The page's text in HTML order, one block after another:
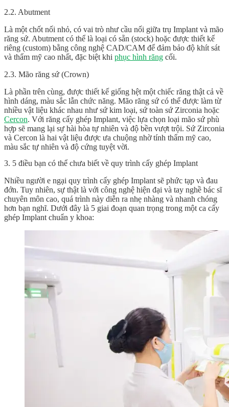
2.2. Abutment
Là một chốt nối nhỏ, có vai trò như cầu nối giữa trụ Implant và mão
răng sứ. Abutment có thể là loại có sẵn (stock) hoặc được thiết kế
riêng (custom) bằng công nghệ CAD/CAM để đảm bảo độ khít sát
và thẩm mỹ cao nhất, đặc biệt khi phục hình răng cối.
2.3. Mão răng sứ (Crown)
Là phần trên cùng, được thiết kế giống hệt một chiếc răng thật cả về
hình dáng, màu sắc lẫn chức năng. Mão răng sứ có thể được làm từ
nhiều vật liệu khác nhau như sứ kim loại, sứ toàn sứ Zirconia hoặc
Cercon. Với răng cấy ghép Implant, việc lựa chọn loại mão sứ phù
hợp sẽ mang lại sự hài hòa tự nhiên và độ bền vượt trội. Sứ Zirconia
và Cercon là hai vật liệu được ưa chuộng nhờ tính thẩm mỹ cao,
màu sắc tự nhiên và độ cứng tuyệt vời.
3. 5 điều bạn có thể chưa biết về quy trình cấy ghép Implant
Nhiều người e ngại quy trình cấy ghép Implant sẽ phức tạp và đau
đớn. Tuy nhiên, sự thật là với công nghệ hiện đại và tay nghề bác sĩ
chuyên môn cao, quá trình này diễn ra nhẹ nhàng và nhanh chóng
hơn bạn nghĩ. Dưới đây là 5 giai đoạn quan trọng trong một ca cấy
ghép Implant chuẩn y khoa: